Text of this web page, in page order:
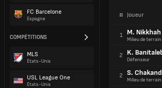
FC Barcelone
Espagne
COMPÉTITIONS
MLS
États-Unis
USL League One
États-Unis
# Joueur
1 M. Nikkhah
Milieu de terrain
2 K.
Défenseur
2 S.
Milieu de terrain